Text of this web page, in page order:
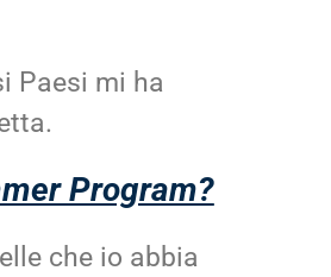
Paesi mi ha
Program?
che io abbia